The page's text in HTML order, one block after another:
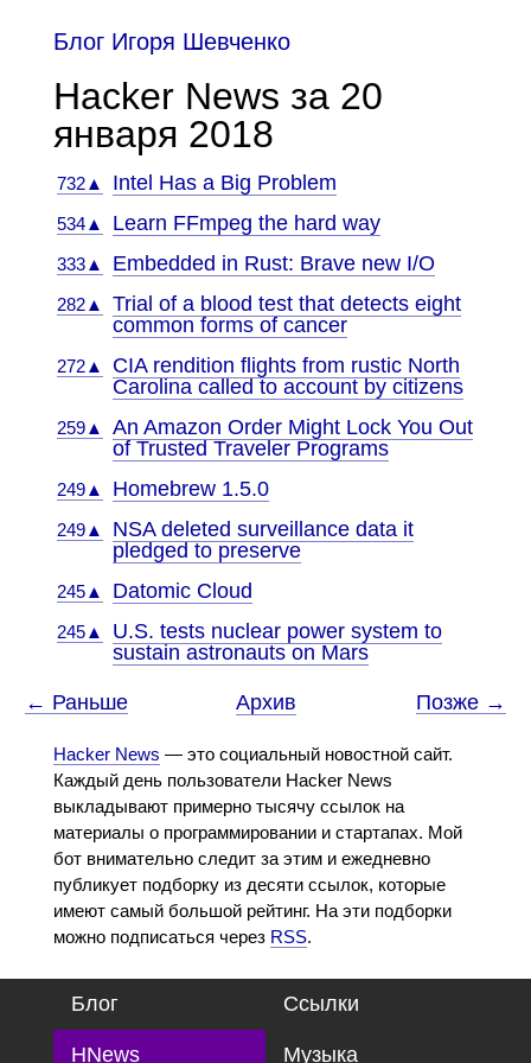
Блог Игоря Шевченко
Hacker News за 20
января 2018
732▲ Intel Has a Big Problem
534▲ Learn FFmpeg the hard way
333▲ Embedded in Rust: Brave new I/O
282▲
Trial of a blood test that detects eight
common forms of cancer
272▲
CIA rendition flights from rustic North
Carolina called to account by citizens
259▲
An Amazon Order Might Lock You Out
of Trusted Traveler Programs
249▲ Homebrew 1.5.0
249▲
NSA deleted surveillance data it
pledged to preserve
245▲ Datomic Cloud
245▲
U.S. tests nuclear power system to
sustain astronauts on Mars
← Раньше Архив Позже →
Hacker News — это социальный новостной сайт.
Каждый день пользователи Hacker News
выкладывают примерно тысячу ссылок на
материалы о программировании и стартапах. Мой
бот внимательно следит за этим и ежедневно
публикует подборку из десяти ссылок, которые
имеют самый большой рейтинг. На эти подборки
можно подписаться через RSS.
Блог Ссылки
HNews Музыка